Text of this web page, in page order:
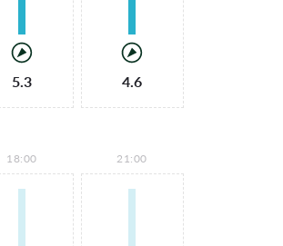
5.3 4.6
18:00 21:00